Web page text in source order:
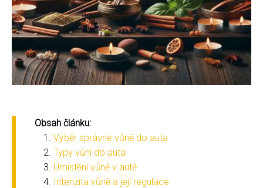
Obsah článku:
Výběr správné vůně do auta
Typy vůní do auta
Umístění vůně v autě
Intenzita vůně a její regulace